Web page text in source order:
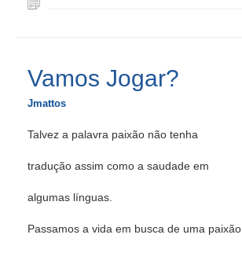
Vamos Jogar?
Jmattos
Talvez a palavra paixão não tenha
tradução assim como a saudade em
algumas línguas.
Passamos a vida em busca de uma paixão,